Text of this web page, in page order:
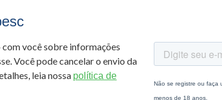
você sobre informações
Você pode cancelar o envio da
leia nossa política de